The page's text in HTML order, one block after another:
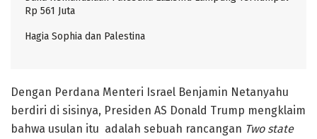
Rp 561 Juta
Hagia Sophia dan Palestina
Dengan Perdana Menteri Israel Benjamin Netanyahu
berdiri di sisinya, Presiden AS Donald Trump mengklaim
bahwa usulan itu adalah sebuah rancangan Two state